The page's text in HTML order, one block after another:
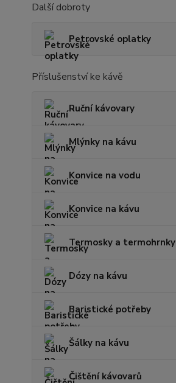
Další dobroty
Petrovské oplatky
Příslušenství ke kávě
Ruční kávovary
Mlýnky na kávu
Konvice na vodu
Konvice na kávu
Termosky a termohrnky
Dózy na kávu
Baristické potřeby
Šálky na kávu
Čištění kávovarů